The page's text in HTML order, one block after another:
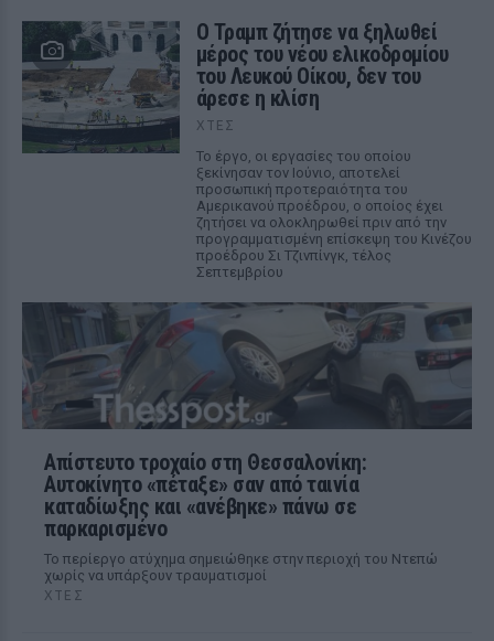
Ο Τραμπ ζήτησε να ξηλωθεί
μέρος του νέου ελικοδρομίου
του Λευκού Οίκου, δεν του
άρεσε η κλίση
ΧΤΕΣ
Το έργο, οι εργασίες του οποίου
ξεκίνησαν τον Ιούνιο, αποτελεί
προσωπική προτεραιότητα του
Αμερικανού προέδρου, ο οποίος έχει
ζητήσει να ολοκληρωθεί πριν από την
προγραμματισμένη επίσκεψη του Κινέζου
προέδρου Σι Τζινπίνγκ, τέλος
Σεπτεμβρίου
Απίστευτο τροχαίο στη Θεσσαλονίκη:
Αυτοκίνητο «πέταξε» σαν από ταινία
καταδίωξης και «ανέβηκε» πάνω σε
παρκαρισμένο
Το περίεργο ατύχημα σημειώθηκε στην περιοχή του Ντεπώ
χωρίς να υπάρξουν τραυματισμοί
ΧΤΕΣ